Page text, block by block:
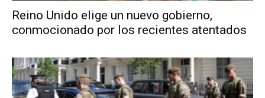
Reino Unido elige un nuevo gobierno,
conmocionado por los recientes atentados